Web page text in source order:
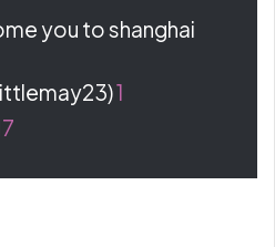
you to shanghai
1